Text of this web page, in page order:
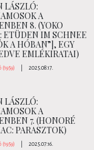
LÁSZLÓ:
A
8. (YOKO
ETÜDEN IM SCHNEE
A HÓBAN”], EGY
EMLÉKIRATAI)
2025.08.17.
LÁSZLÓ:
A
7. (HONORÉ
PARASZTOK)
2025.07.16.